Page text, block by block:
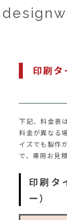
印刷タ
下記、料金表
料金が異なる
イズでも製作
で、専用お見
印刷タ
ー）